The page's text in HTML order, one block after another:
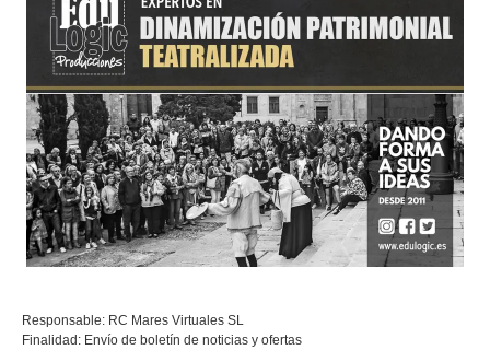
Responsable: RC Mares Virtuales SL
Finalidad: Envío de boletín de noticias y ofertas